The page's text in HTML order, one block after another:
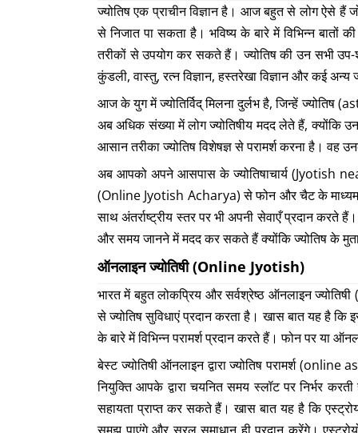
ज्योतिष एक प्राचीन विज्ञान है। आज बहुत से लोग ऐसे हैं
से निजात पा सकता है। भविष्य के बारे में विभिन्न बातों
तरीकों से उपयोग कर सकते हैं। ज्योतिष की उन सभी
कुंडली, वास्तु, रत्न विज्ञान, हस्तरेखा विज्ञान और कई
आज के युग में ज्योतिर्विद् मिलना दुर्लभ है, जिन्हें
अब अधिक संख्या में लोग ज्योतिषीय मदद लेते हैं, क्योंकि
आसान तरीका ज्योतिष विशेषज्ञ से परामर्श करना है।
अब आपको अपने आसपास के ज्योतिषाचार्य (Jyotish
(Online Jyotish Acharya) से फोन और चैट के माध्यम
साथ अंतर्राष्ट्रीय स्तर पर भी अपनी सेवाएँ प्रदान करते
और समय जानने में मदद कर सकते हैं क्योंकि ज्योतिष के
ऑनलाइन ज्योतिषी (Online Jyotish)
भारत में बहुत लोकप्रिय और सर्वश्रेष्ठ ऑनलाइन
से ज्योतिष सुविधाएं प्रदान करता है। खास बात यह है
के बारे में विभिन्न परामर्श प्रदान करते हैं। फोन पर या
बेस्ट ज्योतिषी ऑनलाइन द्वारा ज्योतिष परामर्श
नियुक्ति आपके द्वारा चयनित समय स्लॉट पर निर्भर
सहायता प्राप्त कर सकते हैं। खास बात यह है कि